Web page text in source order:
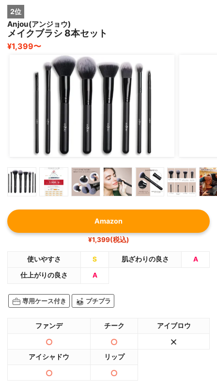
2位
Anjou(アンジョウ)
メイクブラシ 8本セット
¥1,399〜
Amazon
¥1,399(税込)
使いやすさ S 肌ざわりの良さ A
仕上がりの良さ A
専用ケース付き プチプラ
ファンデ チーク アイブロウ
アイシャドウ リップ